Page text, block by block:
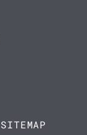
SITEMAP